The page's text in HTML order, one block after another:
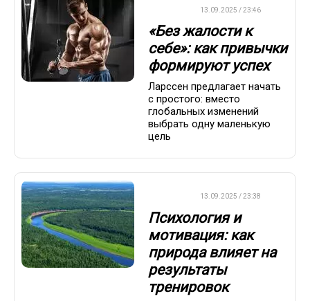
13.09.2025 / 23:46
«Без жалости к
себе»: как привычки
формируют успех
Ларссен предлагает начать
с простого: вместо
глобальных изменений
выбрать одну маленькую
цель
13.09.2025 / 23:38
Психология и
мотивация: как
природа влияет на
результаты
тренировок